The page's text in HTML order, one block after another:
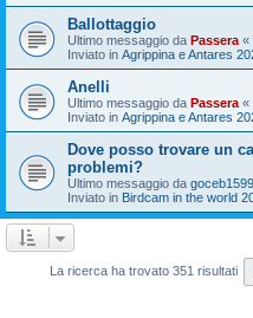
Ballottaggio
Ultimo messaggio da Passera «
Inviato in Agrippina e Antares
Anelli
Ultimo messaggio da Passera «
Inviato in Agrippina e Antares
Dove posso trovare un
problemi?
Ultimo messaggio da
Inviato in Birdcam in the world
La ricerca ha trovato 351 risultati